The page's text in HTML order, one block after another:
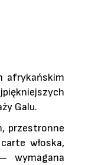
afrykańskim
Galu.
przestronne
carte włoska,
wymagana